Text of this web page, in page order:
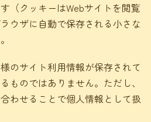
（クッキーはWebサイトを閲覧
ウザに自動で保存される小さな
のサイト利用情報が保存されて
ものではありません。ただし、
わせることで個人情報として扱